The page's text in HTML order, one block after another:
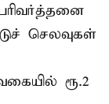
செலவுகள்
ரூ.2